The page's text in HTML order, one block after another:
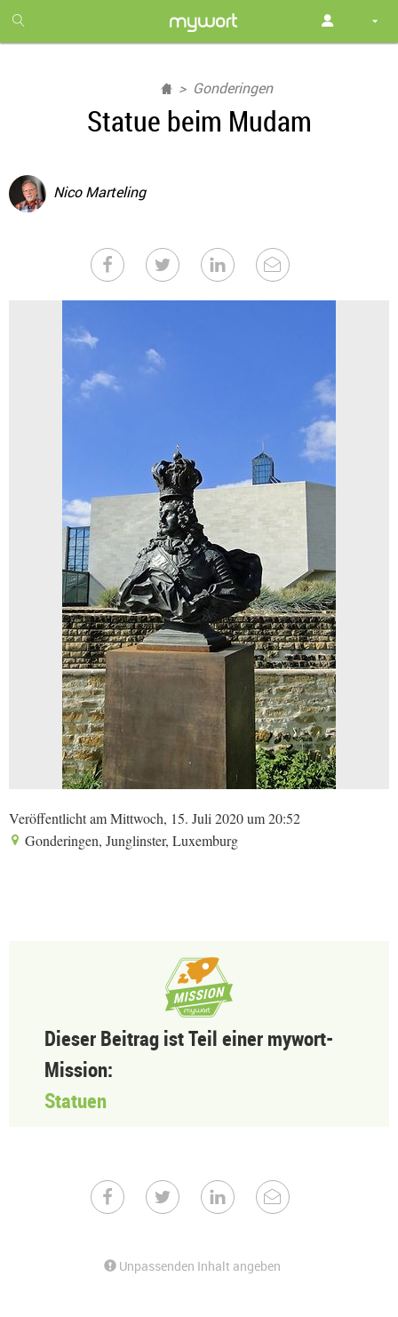
month
free
Gonderingen
Statue beim Mudam
Nico Marteling
Veröffentlicht am Mittwoch, 15. Juli 2020 um 20:52
Gonderingen, Junglinster, Luxemburg
Dieser Beitrag ist Teil einer mywort-
Mission:
Statuen
Unpassenden Inhalt angeben